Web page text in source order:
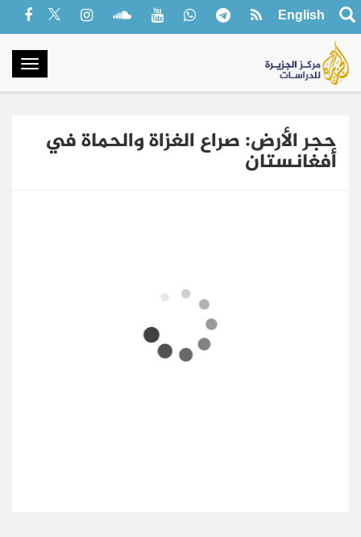
English
حجر الأرض: صراع الغزاة والحماة في
أفغانستان